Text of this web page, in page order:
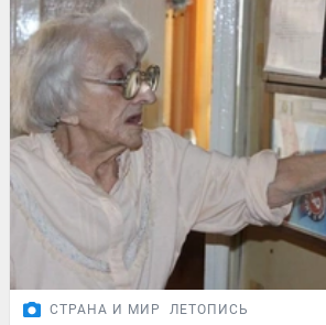
СТРАНА И МИР ЛЕТОПИСЬ